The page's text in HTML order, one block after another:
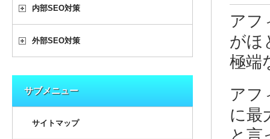
アフ
がほ
極端
アフ
に最
と言
内部SEO対策
外部SEO対策
サブメニュー
サイトマップ